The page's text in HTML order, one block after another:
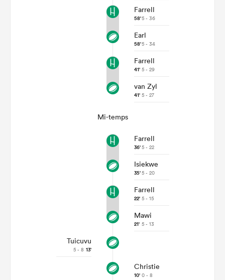
Farrell
58'5 - 36
Earl
58'5 - 34
Farrell
41' 5 - 29
van Zyl
41' 5 - 27
Mi-temps
Farrell
36'5 - 22
Isiekwe
35'5 - 20
Farrell
22' 5 - 15
Mawi
21' 5 - 13
Tuicuvu
5 - 8 13'
Christie
10' 0 - 8